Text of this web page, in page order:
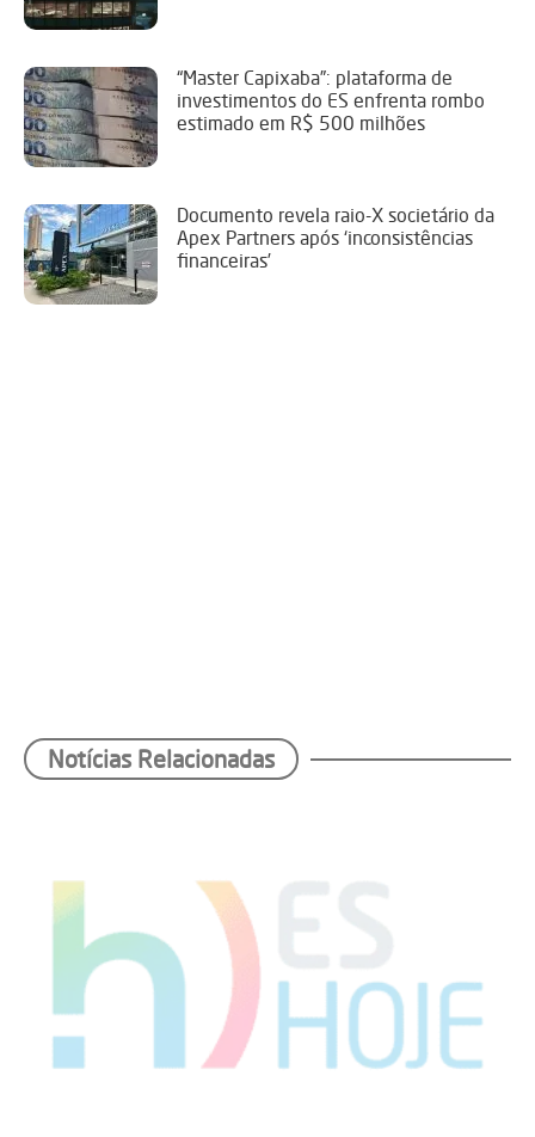
“Master Capixaba”: plataforma de
investimentos do ES enfrenta rombo
estimado em R$ 500 milhões
Documento revela raio-X societário da
Apex Partners após ‘inconsistências
financeiras’
Notícias Relacionadas